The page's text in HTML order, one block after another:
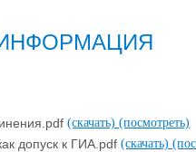
(скачать) (посмотреть)
допуск к ГИА.pdf (скачать)